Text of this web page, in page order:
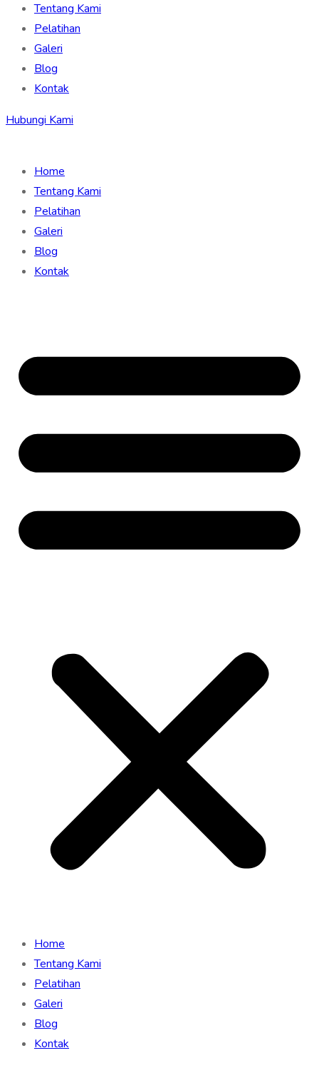
Tentang Kami
Pelatihan
Galeri
Blog
Kontak
Hubungi Kami
Home
Tentang Kami
Pelatihan
Galeri
Blog
Kontak
Home
Tentang Kami
Pelatihan
Galeri
Blog
Kontak